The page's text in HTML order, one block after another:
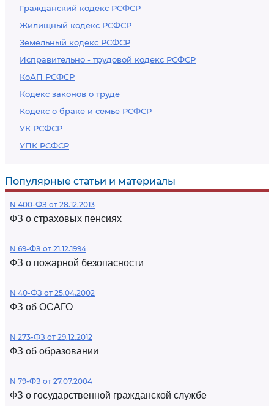
Гражданский кодекс РСФСР
Жилищный кодекс РСФСР
Земельный кодекс РСФСР
Исправительно - трудовой кодекс РСФСР
КоАП РСФСР
Кодекс законов о труде
Кодекс о браке и семье РСФСР
УК РСФСР
УПК РСФСР
Популярные статьи и материалы
N 400-ФЗ от 28.12.2013
ФЗ о страховых пенсиях
N 69-ФЗ от 21.12.1994
ФЗ о пожарной безопасности
N 40-ФЗ от 25.04.2002
ФЗ об ОСАГО
N 273-ФЗ от 29.12.2012
ФЗ об образовании
N 79-ФЗ от 27.07.2004
ФЗ о государственной гражданской службе